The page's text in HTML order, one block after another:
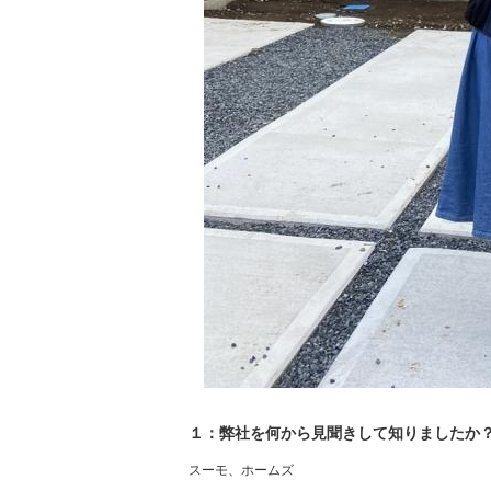
１：弊社を何から見聞きして知りましたか
スーモ、ホームズ